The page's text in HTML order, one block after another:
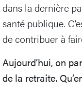
dans la dernière
santé publique.
de contribuer à
Aujourd’hui, on
de la retraite.